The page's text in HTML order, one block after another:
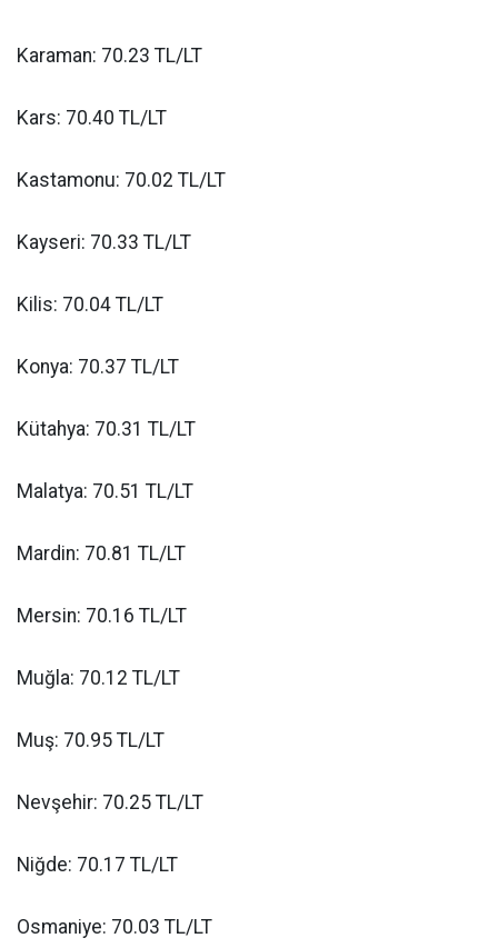
Karaman: 70.23 TL/LT
Kars: 70.40 TL/LT
Kastamonu: 70.02 TL/LT
Kayseri: 70.33 TL/LT
Kilis: 70.04 TL/LT
Konya: 70.37 TL/LT
Kütahya: 70.31 TL/LT
Malatya: 70.51 TL/LT
Mardin: 70.81 TL/LT
Mersin: 70.16 TL/LT
Muğla: 70.12 TL/LT
Muş: 70.95 TL/LT
Nevşehir: 70.25 TL/LT
Niğde: 70.17 TL/LT
Osmaniye: 70.03 TL/LT